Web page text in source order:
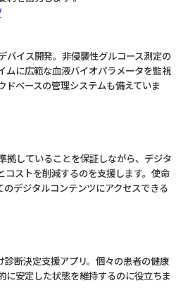
バイス開発。非侵襲性グルコース測定の
ムに広範な血液バイオパラメータを監視
ドベースの管理システムも備えていま
拠していることを保証しながら、デジタ
コストを削減するのを支援します。使命
のデジタルコンテンツにアクセスできる
断決定支援アプリ。個々の患者の健康
に安定した状態を維持するのに役立ちま